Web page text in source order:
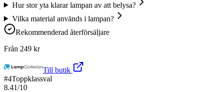
Hur stor yta klarar lampan av att belysa?
Vilka material används i lampan?
Rekommenderad återförsäljare
Från 249 kr
Till butik
#4Toppklassval
8.41/10